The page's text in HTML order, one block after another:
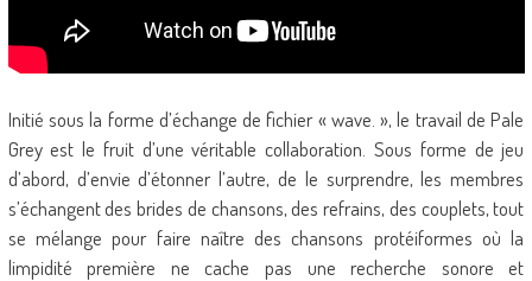
Initié sous la forme d’échange de fichier « wave. », le travail de Pale
Grey est le fruit d’une véritable collaboration. Sous forme de jeu
d’abord, d’envie d’étonner l’autre, de le surprendre, les membres
s’échangent des brides de chansons, des refrains, des couplets, tout
se mélange pour faire naître des chansons protéiformes où la
limpidité première ne cache pas une recherche sonore et